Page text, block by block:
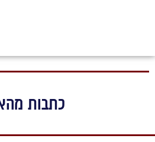
כתבות